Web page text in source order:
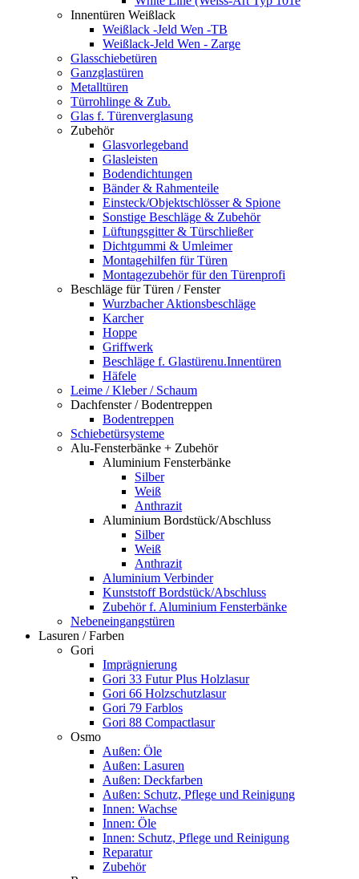
Innentüren Weißlack
Weißlack -Jeld Wen -TB
Weißlack-Jeld Wen - Zarge
Glasschiebetüren
Ganzglastüren
Metalltüren
Türrohlinge & Zub.
Glas f. Türenverglasung
Zubehör
Glasvorlegeband
Glasleisten
Bodendichtungen
Bänder & Rahmenteile
Einsteck/Objektschlösser & Spione
Sonstige Beschläge & Zubehör
Lüftungsgitter & Türschließer
Dichtgummi & Umleimer
Montagehilfen für Türen
Montagezubehör für den Türenprofi
Beschläge für Türen / Fenster
Wurzbacher Aktionsbeschläge
Karcher
Hoppe
Griffwerk
Beschläge f. Glastürenu.Innentüren
Häfele
Leime / Kleber / Schaum
Dachfenster / Bodentreppen
Bodentreppen
Schiebetürsysteme
Alu-Fensterbänke + Zubehör
Aluminium Fensterbänke
Silber
Weiß
Anthrazit
Aluminium Bordstück/Abschluss
Silber
Weiß
Anthrazit
Aluminium Verbinder
Kunststoff Bordstück/Abschluss
Zubehör f. Aluminium Fensterbänke
Nebeneingangstüren
Lasuren / Farben
Gori
Imprägnierung
Gori 33 Futur Plus Holzlasur
Gori 66 Holzschutzlasur
Gori 79 Farblos
Gori 88 Compactlasur
Osmo
Außen: Öle
Außen: Lasuren
Außen: Deckfarben
Außen: Schutz, Pflege und Reinigung
Innen: Wachse
Innen: Öle
Innen: Schutz, Pflege und Reinigung
Reparatur
Zubehör